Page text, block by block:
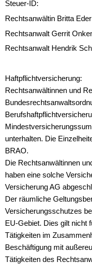
Steuer-ID:
Rechtsanwältin Britta
Rechtsanwalt Gerrit
Rechtsanwalt Hendrik
Haftpflichtversicherung:
Rechtsanwältinnen und
unterhalten. Die
BRAO.
Die Rechtsanwältinnen
haben eine solche
Versicherung AG
Der räumliche
Versicherungsschutzes
EU-Gebiet. Dies gilt nicht
Tätigkeiten im
Beschäftigung mit
Tätigkeiten des